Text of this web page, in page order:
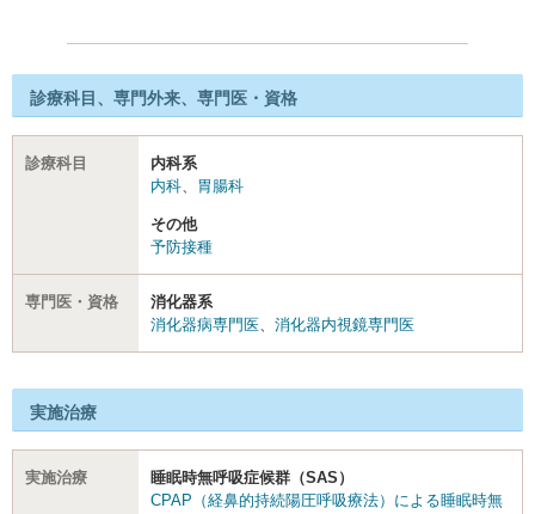
診療科目、専門外来、専門医・資格
診療科目
内科系
内科、 胃腸科
その他
予防接種
専門医・資格
消化器系
消化器病専門医、 消化器内視鏡専門医
実施治療
実施治療
睡眠時無呼吸症候群（SAS）
CPAP（経鼻的持続陽圧呼吸療法）による睡眠時無